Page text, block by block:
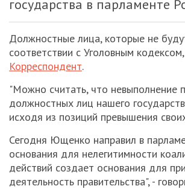
государства в парламенте
Должностные лица, которые не
соответствии с Уголовным
Корреспондент.
"Можно считать, что невыполнение
должностных лиц нашего
исходя из позиций превышения
Сегодня Ющенко направил в
основания для нелегитимности
действий создает основания для
деятельность правительства", -